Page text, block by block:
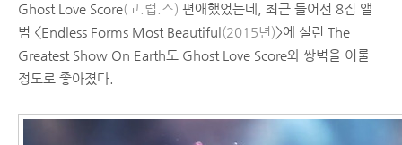
Ghost Love Score(고.럽.스) 편애했었는데, 최근 들어선 8집 앨
범 <Endless Forms Most Beautiful(2015년)>에 실린 The
Greatest Show On Earth도 Ghost Love Score와 쌍벽을 이룰
정도로 좋아졌다.